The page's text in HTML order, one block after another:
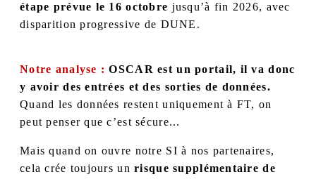
étape prévue le 16 octobre jusqu’à fin 2026, avec
disparition progressive de DUNE.
Notre analyse : OSCAR est un portail, il va donc
y avoir des entrées et des sorties de données.
Quand les données restent uniquement à FT, on
peut penser que c’est sécure...
Mais quand on ouvre notre SI à nos partenaires,
cela crée toujours un risque supplémentaire de